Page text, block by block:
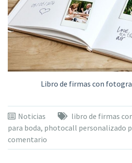
Libro de firmas con
Noticias libro de firmas
para boda, photocall personalizado
comentario